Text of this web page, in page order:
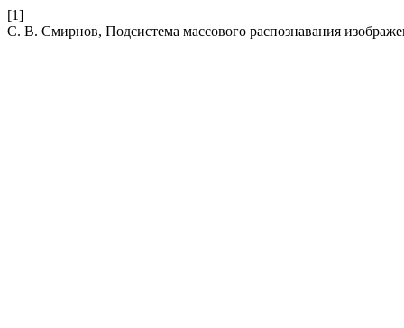
[1]
С. В. Смирнов, Подсистема массового распознавания